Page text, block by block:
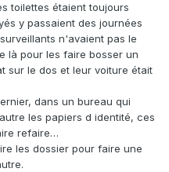
toilettes étaient toujours
y passaient des journées
n'avaient pas le
là pour les faire bosser un
sur le dos et leur voiture était
dans un bureau qui
les papiers d identité, ces
refaire…
les dossier pour faire une